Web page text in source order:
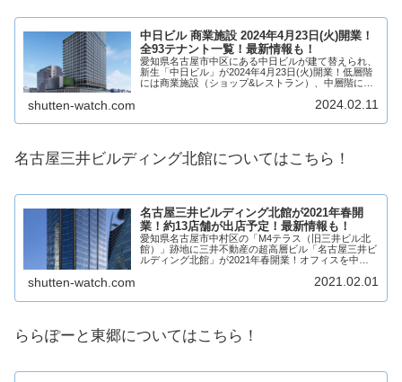
中日ビル 商業施設 2024年4月23日(火)開業！
全93テナント一覧！最新情報も！
愛知県名古屋市中区にある中日ビルが建て替えられ、
新生「中日ビル」が2024年4月23日(火)開業！低層階
には商業施設（ショップ&レストラン）、中層階には
ルアイコニック名古屋」が入居する複合施設...
shutten-watch.com 2024.02.11
名古屋三井ビルディング北館についてはこちら！
名古屋三井ビルディング北館が2021年春開
業！約13店舗が出店予定！最新情報も！
愛知県名古屋市中村区の「M4テラス（旧三井ビル北
館）」跡地に三井不動産の超高層ビル「名古屋三井ビ
ルディング北館」が2021年春開業！オフィスを中心
出店予定！名古屋駅と地下街で直結という立地も...
shutten-watch.com 2021.02.01
ららぽーと東郷についてはこちら！